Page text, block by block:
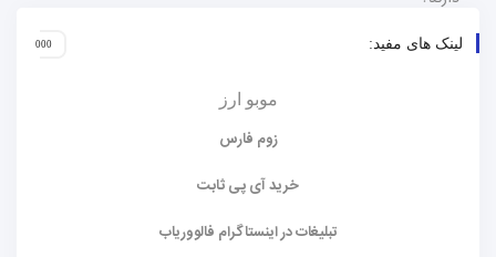
لینک های مفید:
موبو ارز
زوم فارس
خرید آی پی ثابت
تبلیغات در اینستاگرام فالووریاب